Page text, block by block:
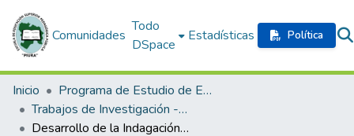
Comunidades
Todo
DSpace
Estadísticas Política
Inicio
Programa de Estudio de Educación Inicial
Trabajos de Investigación - Formación Inicial Docente
Desarrollo de la Indagación en Educación Inicial